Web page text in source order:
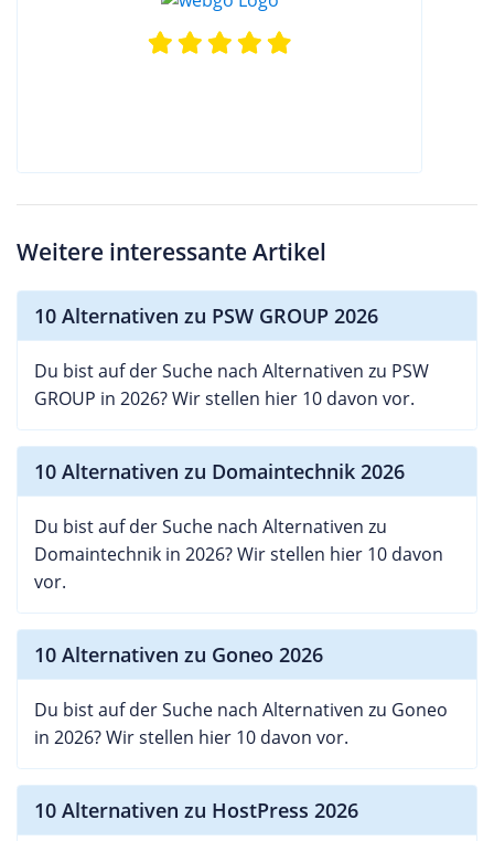
Weitere interessante Artikel
10 Alternativen zu PSW GROUP 2026
Du bist auf der Suche nach Alternativen zu PSW
GROUP in 2026? Wir stellen hier 10 davon vor.
10 Alternativen zu Domaintechnik 2026
Du bist auf der Suche nach Alternativen zu
Domaintechnik in 2026? Wir stellen hier 10 davon
vor.
10 Alternativen zu Goneo 2026
Du bist auf der Suche nach Alternativen zu Goneo
in 2026? Wir stellen hier 10 davon vor.
10 Alternativen zu HostPress 2026